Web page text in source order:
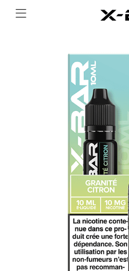
COLLECTIONS
NOUS CONTACTER
FOIRE AUX QUESTIONS
DEVENIR REVENDEUR
MON COMPTE